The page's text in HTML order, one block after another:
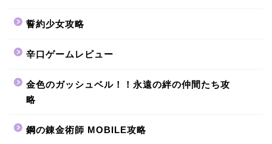
誓約少女攻略
辛口ゲームレビュー
金色のガッシュベル！！永遠の絆の仲間たち攻
略
鋼の錬金術師 MOBILE攻略